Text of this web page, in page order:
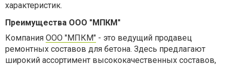
характеристик.
Преимущества ООО "МПКМ"
Компания ООО "МПКМ" - это ведущий продавец
ремонтных составов для бетона. Здесь предлагают
широкий ассортимент высококачественных составов,